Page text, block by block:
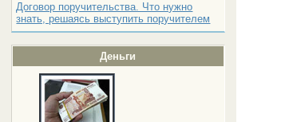
Договор поручительства. Что нужно
знать, решаясь выступить поручителем
Деньги